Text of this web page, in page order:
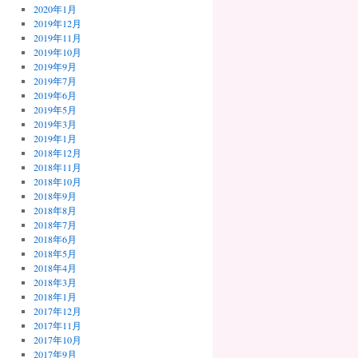
2020年1月
2019年12月
2019年11月
2019年10月
2019年9月
2019年7月
2019年6月
2019年5月
2019年3月
2019年1月
2018年12月
2018年11月
2018年10月
2018年9月
2018年8月
2018年7月
2018年6月
2018年5月
2018年4月
2018年3月
2018年1月
2017年12月
2017年11月
2017年10月
2017年9月